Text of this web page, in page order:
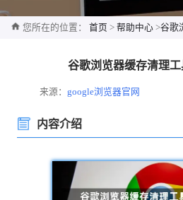
您所在的位置： 首页 > 帮助中心 >谷歌
谷歌浏览器缓存清理
来源：google浏览器官网
内容介绍